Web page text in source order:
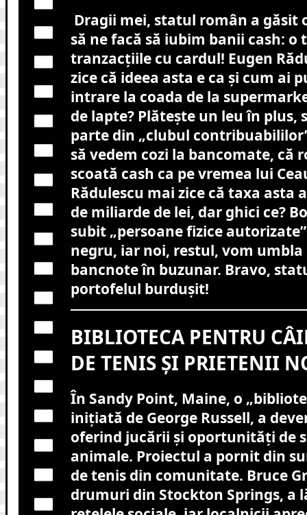
Dragii mei, statul român a găsit
să ne facă să iubim banii cash: o
tranzacțiile cu cardul! Eugen
zice că ideea asta e ca și cum ai
intrare la coada de la
de lapte? Plătește un leu în plus,
parte din „clubul
să vedem cozi la bancomate, că
scoată cash ca pe vremea lui
Rădulescu mai zice că taxa asta
de miliarde de lei, dar ghici ce?
subit „persoane fizice
negru, iar noi, restul, vom
bancnote în buzunar. Bravo,
portofelul burdușit!
BIBLIOTECA PENTRU
DE TENIS ȘI PRIETENII
În Sandy Point, Maine, o
inițiată de George Russell, a
oferind jucării și oportunități de
animale. Proiectul a pornit din
de tenis din comunitate. Bruce
drumuri din Stockton Springs, a